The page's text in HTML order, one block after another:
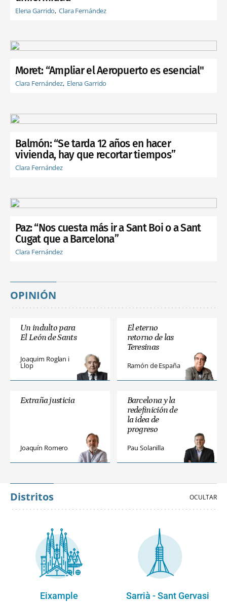
Elena Garrido Clara Fernández
Moret: “Ampliar el Aeropuerto es esencial"
Clara Fernández Elena Garrido
Balmón: “Se tarda 12 años en hacer
vivienda, hay que recortar tiempos”
Clara Fernández
Paz: “Nos cuesta más ir a Sant Boi o a Sant
Cugat que a Barcelona”
Clara Fernández
OPINIÓN
Un indulto para
El León de Sants
Joaquim Roglan i
Llop
El eterno
retorno de las
Teresinas
Ramón de España
Extraña justicia
Joaquín Romero
Barcelona y la
redefinición de
la idea de
progreso
Pau Solanilla
Distritos
Eixample Sarrià - Sant Gervasi